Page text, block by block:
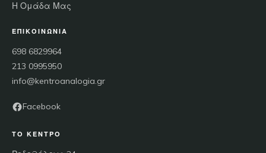
Η Ομάδα Μας
ΕΠΙΚΟΙΝΩΝΊΑ
698 6829964
213 0995950
info@kentroanalogia.gr
Facebook
ΤΟ ΚΈΝΤΡΟ